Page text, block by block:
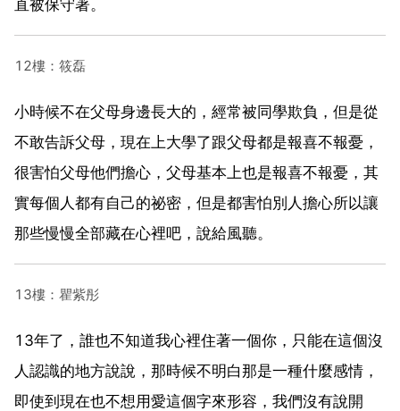
直被保守著。
12樓：筱磊
小時候不在父母身邊長大的，經常被同學欺負，但是從
不敢告訴父母，現在上大學了跟父母都是報喜不報憂，
很害怕父母他們擔心，父母基本上也是報喜不報憂，其
實每個人都有自己的祕密，但是都害怕別人擔心所以讓
那些慢慢全部藏在心裡吧，說給風聽。
13樓：瞿紫彤
13年了，誰也不知道我心裡住著一個你，只能在這個沒
人認識的地方說說，那時候不明白那是一種什麼感情，
即使到現在也不想用愛這個字來形容，我們沒有說開